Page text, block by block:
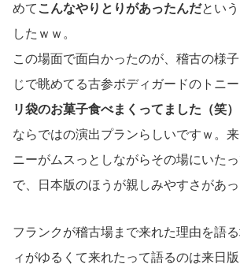
めて こんなやりとりがあったんだとい
したｗｗ。
この場面で面白かったのが、稽古の様
じで眺めてる古参ボディガードのトニー
リ袋のお菓子食べまくってました（笑）
ならではの演出プランらしいですｗ。
ニーがムスっとしながらその場にいた
で、日本版のほうが親しみやすさがあっ
フランクが稽古場まで来れた理由を語
ィがゆるくて来れたって語るのは来日